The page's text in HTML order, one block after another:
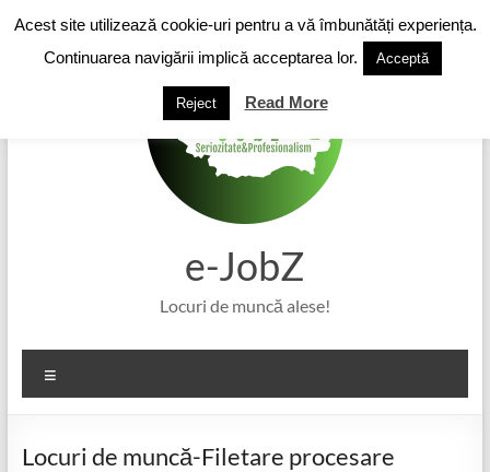
to
content
e-JobZ
Locuri de muncă alese!
Locuri de muncă-Filetare procesare
Acest site utilizează cookie-uri pentru a vă îmbunătăți experiența.
Continuarea navigării implică acceptarea lor.
Acceptă
Reject Read More